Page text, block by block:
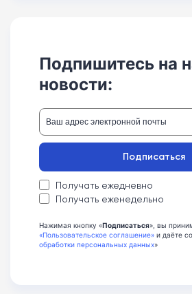
Подпишитесь на
новости:
Получать ежедневно
Получать еженедельно
Подписаться
Нажимая кнопку «Подписаться», вы
«Пользовательское соглашение» и даёте
обработки персональных данных»